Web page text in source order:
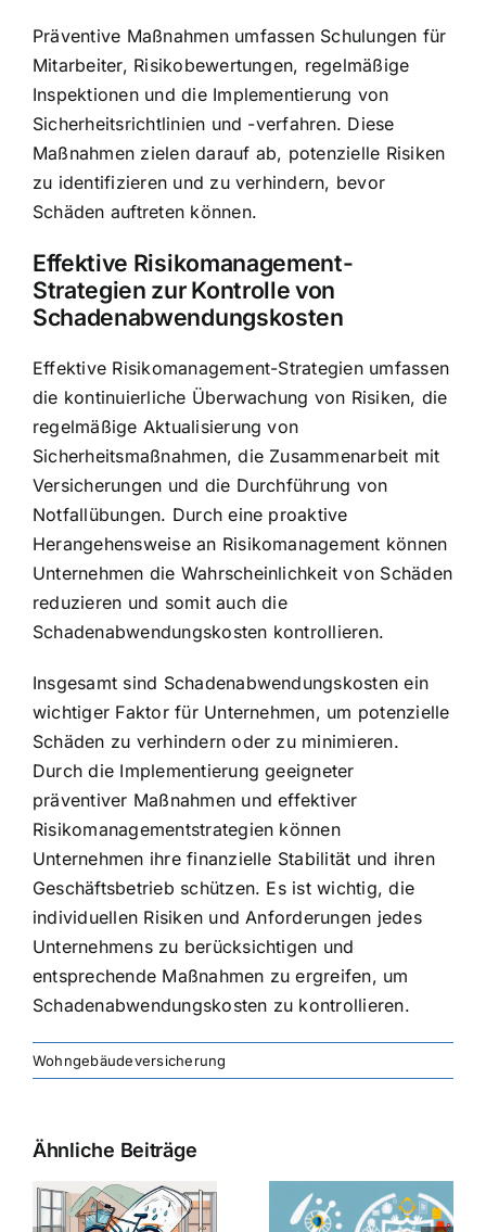
Präventive Maßnahmen umfassen Schulungen für
Mitarbeiter, Risikobewertungen, regelmäßige
Inspektionen und die Implementierung von
Sicherheitsrichtlinien und -verfahren. Diese
Maßnahmen zielen darauf ab, potenzielle Risiken
zu identifizieren und zu verhindern, bevor
Schäden auftreten können.
Effektive Risikomanagement-
Strategien zur Kontrolle von
Schadenabwendungskosten
Effektive Risikomanagement-Strategien umfassen
die kontinuierliche Überwachung von Risiken, die
regelmäßige Aktualisierung von
Sicherheitsmaßnahmen, die Zusammenarbeit mit
Versicherungen und die Durchführung von
Notfallübungen. Durch eine proaktive
Herangehensweise an Risikomanagement können
Unternehmen die Wahrscheinlichkeit von Schäden
reduzieren und somit auch die
Schadenabwendungskosten kontrollieren.
Insgesamt sind Schadenabwendungskosten ein
wichtiger Faktor für Unternehmen, um potenzielle
Schäden zu verhindern oder zu minimieren.
Durch die Implementierung geeigneter
präventiver Maßnahmen und effektiver
Risikomanagementstrategien können
Unternehmen ihre finanzielle Stabilität und ihren
Geschäftsbetrieb schützen. Es ist wichtig, die
individuellen Risiken und Anforderungen jedes
Unternehmens zu berücksichtigen und
entsprechende Maßnahmen zu ergreifen, um
Schadenabwendungskosten zu kontrollieren.
Wohngebäudeversicherung
Ähnliche Beiträge